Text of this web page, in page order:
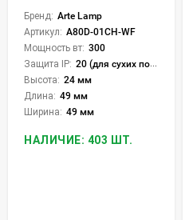
Бренд: Arte Lamp
Артикул: A80D-01CH-WF
Мощность вт: 300
Защита IP: 20 (для сухих пом.)
Высота: 24 мм
Длина: 49 мм
Ширина: 49 мм
НАЛИЧИЕ: 403 ШТ.